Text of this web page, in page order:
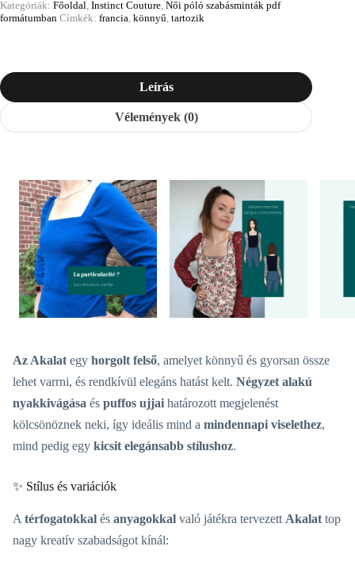
Kategóriák: Főoldal Instinct Couture Női póló szabásminták pdf
formátumban Címkék: francia könnyű tartozik
Leírás
Vélemények (0)
Az Akalat egy horgolt felső, amelyet könnyű és gyorsan össze
lehet varrni, és rendkívül elegáns hatást kelt. Négyzet alakú
nyakkivágása és puffos ujjai határozott megjelenést
kölcsönöznek neki, így ideális mind a mindennapi viselethez,
mind pedig egy kicsit elegánsabb stílushoz.
✨ Stílus és variációk
Atérfogatokkal és anyagokkal való játékra tervezettAkalattop
nagy kreatív szabadságot kínál: